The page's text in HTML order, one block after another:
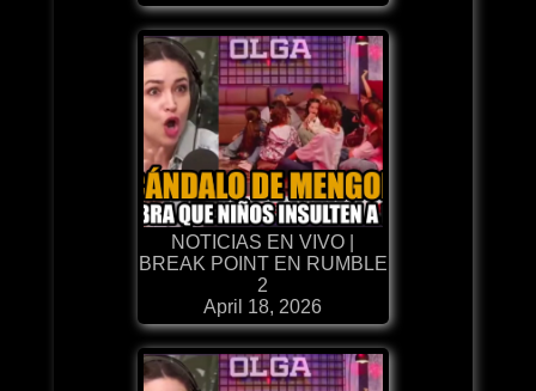
NOTICIAS EN VIVO |
BREAK POINT EN RUMBLE
2
April 18, 2026